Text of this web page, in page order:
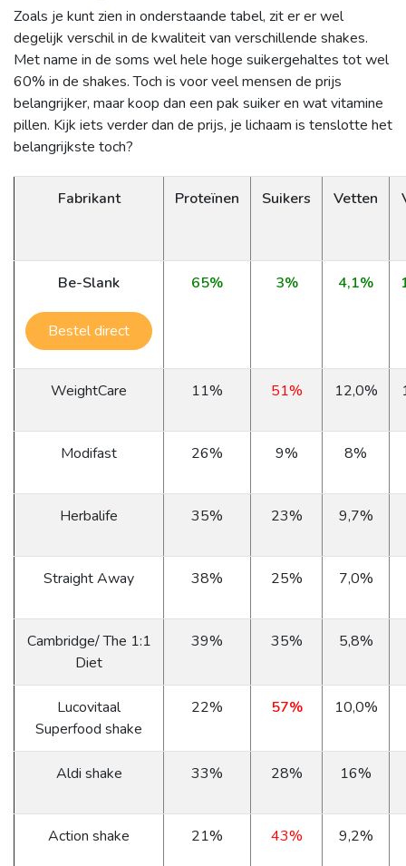
Zoals je kunt zien in onderstaande tabel, zit er er wel
degelijk verschil in de kwaliteit van verschillende shakes.
Met name in de soms wel hele hoge suikergehaltes tot wel
60% in de shakes. Toch is voor veel mensen de prijs
belangrijker, maar koop dan een pak suiker en wat vitamine
pillen. Kijk iets verder dan de prijs, je lichaam is tenslotte het
belangrijkste toch?
Fabrikant Proteïnen Suikers Vetten
Be-Slank
Bestel direct
65% 3% 4,1%
WeightCare 11% 51% 12,0%
Modifast 26% 9% 8%
Herbalife 35% 23% 9,7%
Straight Away 38% 25% 7,0%
Cambridge/ The 1:1
Diet
39% 35% 5,8%
Lucovitaal
Superfood shake
22% 57% 10,0%
Aldi shake 33% 28% 16%
Action shake
21% 43% 9,2%